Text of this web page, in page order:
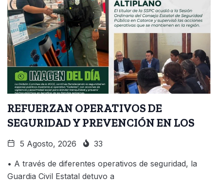
REFUERZAN OPERATIVOS DE
SEGURIDAD Y PREVENCIÓN EN LOS
5 Agosto, 2026 33
• A través de diferentes operativos de seguridad, la
Guardia Civil Estatal detuvo a